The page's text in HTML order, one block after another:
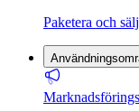
Paketera och